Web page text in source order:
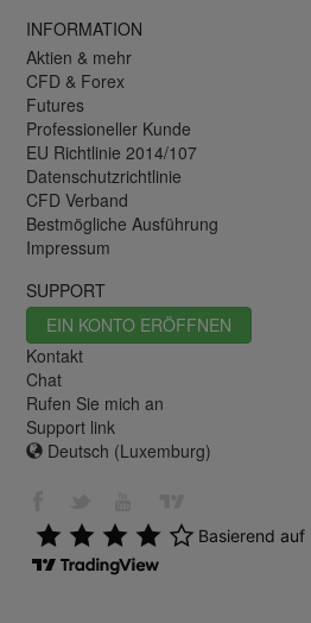
INFORMATION
Aktien & mehr
CFD & Forex
Futures
Professioneller Kunde
EU Richtlinie 2014/107
Datenschutzrichtlinie
CFD Verband
Bestmögliche Ausführung
Impressum
SUPPORT
EIN KONTO ERÖFFNEN
Kontakt
Chat
Rufen Sie mich an
Support link
Deutsch (Luxemburg)